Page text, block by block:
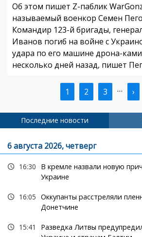
Об этом пишет Z-паблик
называемый военкор Семен
Командир 123-й бригады,
Иванов погиб на войне с
удара по его машине дрона-
несколько дней назад, пишет
Текущая
страница
1 Страница
2 Страница
3 … ›
Последние новости
6 августа 2026, четверг
16:30
В кремле назвали новую
Украине
16:05 Оккупанты расстреляли
Донетчине
15:41
Разведка Литвы